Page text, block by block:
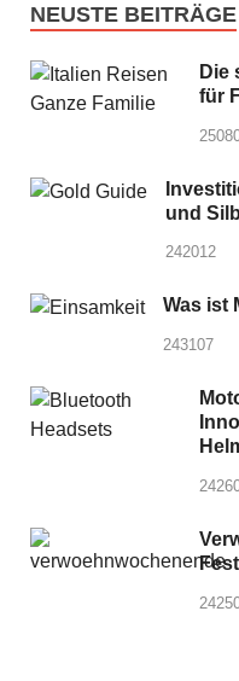
NEUSTE BEITRÄGE
Die
für
und
242012
Was ist
243107